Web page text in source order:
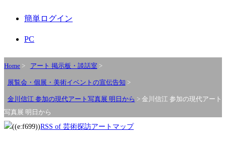
簡単ログイン
PC
Home > アート 掲示板・談話室 >
展覧会・個展・美術イベントの宣伝告知 >
金川信江 参加の現代アート写真展 明日から > 金川信江 参加の現代アート
写真展 明日から
RSS of 芸術探訪アートマップ